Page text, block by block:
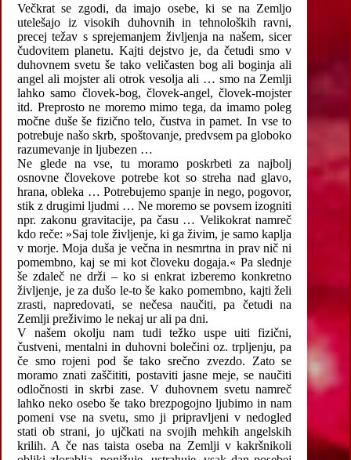
Večkrat se zgodi, da imajo osebe, ki se na Zemljo
utelešajo iz visokih duhovnih in tehnoloških ravni,
precej težav s sprejemanjem življenja na našem, sicer
čudovitem planetu. Kajti dejstvo je, da četudi smo v
duhovnem svetu še tako veličasten bog ali boginja ali
angel ali mojster ali otrok vesolja ali … smo na Zemlji
lahko samo človek-bog, človek-angel, človek-mojster
itd. Preprosto ne moremo mimo tega, da imamo poleg
močne duše še fizično telo, čustva in pamet. In vse to
potrebuje našo skrb, spoštovanje, predvsem pa globoko
razumevanje in ljubezen …
Ne glede na vse, tu moramo poskrbeti za najbolj
osnovne človekove potrebe kot so streha nad glavo,
hrana, obleka … Potrebujemo spanje in nego, pogovor,
stik z drugimi ljudmi … Ne moremo se povsem izogniti
npr. zakonu gravitacije, pa času … Velikokrat namreč
kdo reče: »Saj tole življenje, ki ga živim, je samo kaplja
v morje. Moja duša je večna in nesmrtna in prav nič ni
pomembno, kaj se mi kot človeku dogaja.« Pa slednje
še zdaleč ne drži – ko si enkrat izberemo konkretno
življenje, je za dušo le-to še kako pomembno, kajti želi
zrasti, napredovati, se nečesa naučiti, pa četudi na
Zemlji preživimo le nekaj ur ali pa dni.
V našem okolju nam tudi težko uspe uiti fizični,
čustveni, mentalni in duhovni bolečini oz. trpljenju, pa
če smo rojeni pod še tako srečno zvezdo. Zato se
moramo znati zaščititi, postaviti jasne meje, se naučiti
odločnosti in skrbi zase. V duhovnem svetu namreč
lahko neko osebo še tako brezpogojno ljubimo in nam
pomeni vse na svetu, smo ji pripravljeni v nedogled
stati ob strani, jo ujčkati na svojih mehkih angelskih
krilih. A če nas taista oseba na Zemlji v kakršnikoli